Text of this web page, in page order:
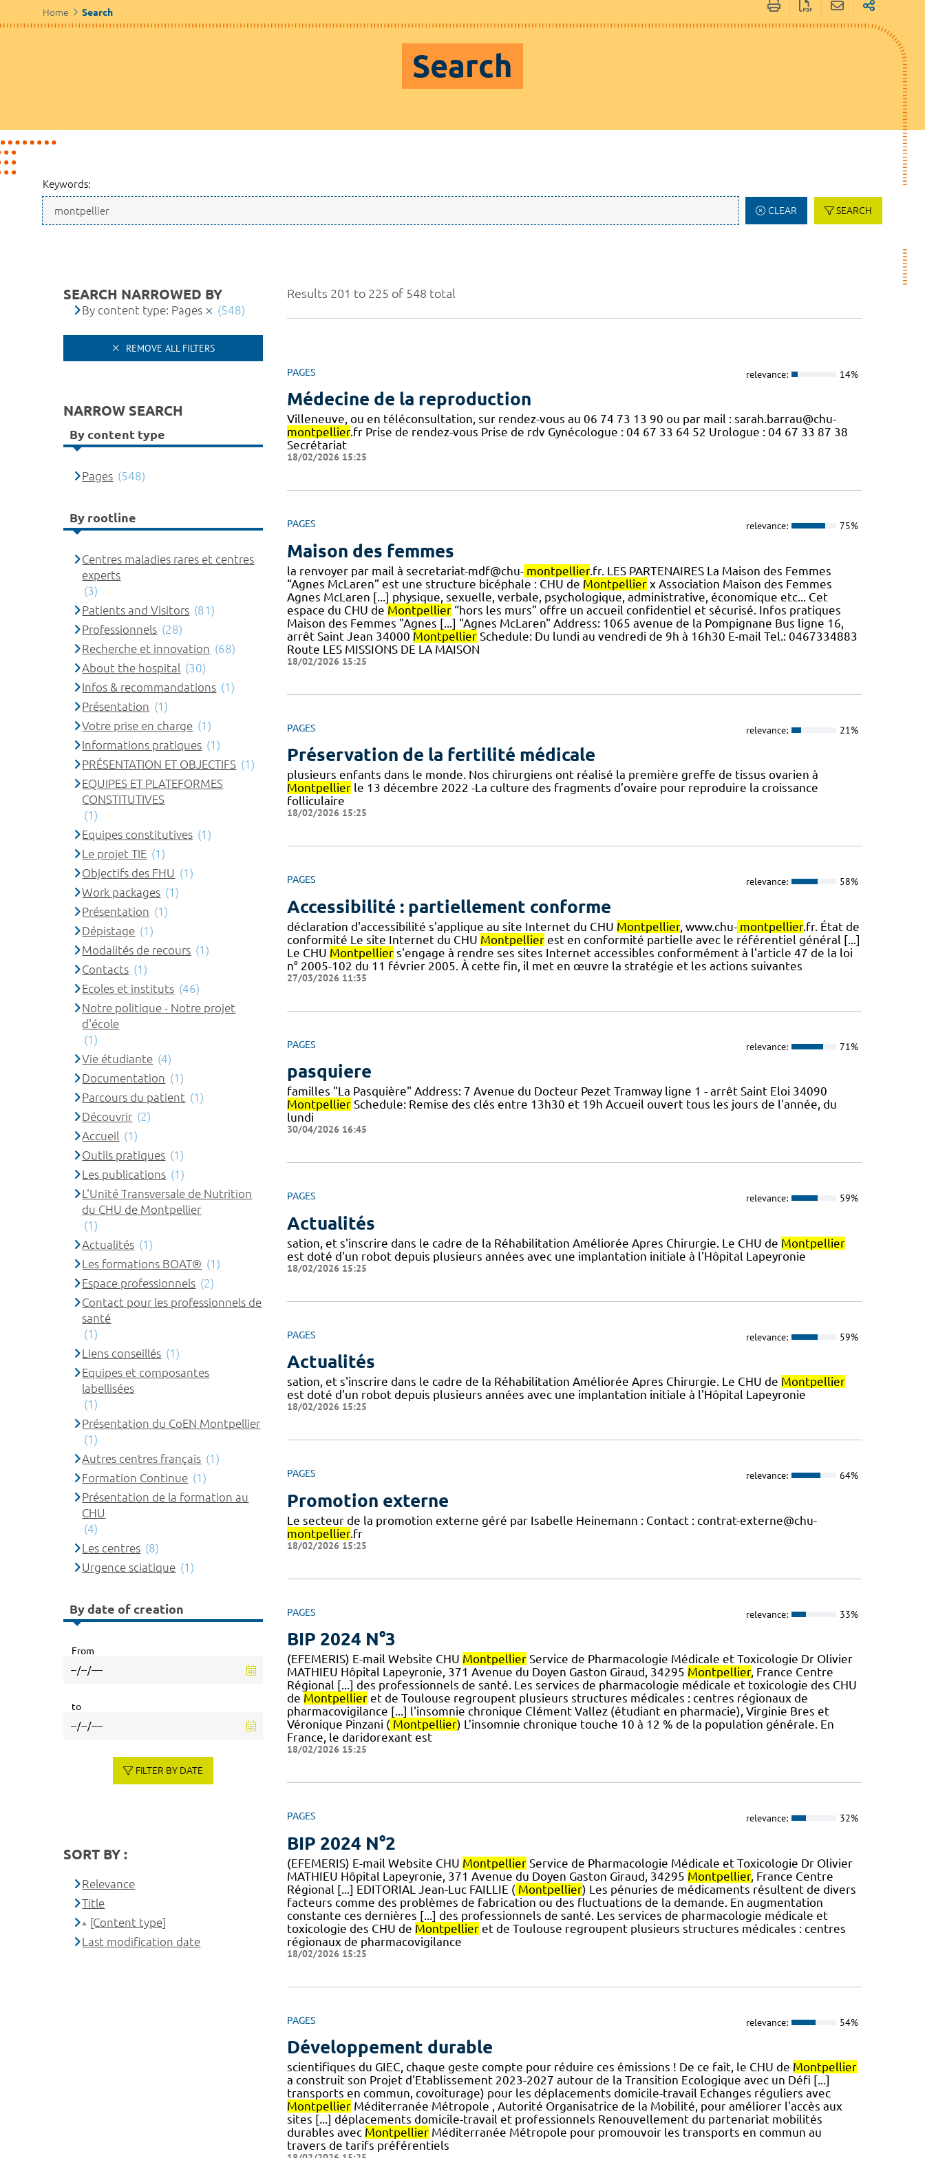
Home Search
Search
Keywords:
CLEAR SEARCH
Results 201 to 225 of 548 total
PAGES relevance: 14%
Médecine de la reproduction
Villeneuve, ou en téléconsultation, sur rendez-vous au 06 74 73 13 90 ou par mail : sarah.barrau@chu-
montpellier.fr Prise de rendez-vous Prise de rdv Gynécologue : 04 67 33 64 52 Urologue : 04 67 33 87 38
Secrétariat
18/02/2026 15:25
PAGES relevance: 75%
Maison des femmes
la renvoyer par mail à secretariat-mdf@chu- montpellier.fr. LES PARTENAIRES La Maison des Femmes
“Agnes McLaren” est une structure bicéphale : CHU de Montpellierx Association Maison des Femmes
Agnes McLaren [...] physique, sexuelle, verbale, psychologique, administrative, économique etc... Cet
espace du CHU de Montpellier“hors les murs” offre un accueil confidentiel et sécurisé. Infos pratiques
Maison des Femmes "Agnes [...] "Agnes McLaren" Address: 1065 avenue de la Pompignane Bus ligne 16,
arrêt Saint Jean 34000 MontpellierSchedule: Du lundi au vendredi de 9h à 16h30 E-mail Tel.: 0467334883
Route LES MISSIONS DE LA MAISON
18/02/2026 15:25
PAGES relevance: 21%
Préservation de la fertilité médicale
plusieurs enfants dans le monde. Nos chirurgiens ont réalisé la première greffe de tissus ovarien à
Montpellierle 13 décembre 2022 -La culture des fragments d’ovaire pour reproduire la croissance
folliculaire
18/02/2026 15:25
PAGES relevance: 58%
Accessibilité : partiellement conforme
déclaration d'accessibilité s'applique au site Internet du CHU Montpellier, www.chu- montpellier.fr. État de
conformité Le site Internet du CHU Montpellierest en conformité partielle avec le référentiel général [...]
Le CHU Montpelliers'engage à rendre ses sites Internet accessibles conformément à l'article 47 de la loi
n° 2005-102 du 11 février 2005. À cette fin, il met en œuvre la stratégie et les actions suivantes
27/03/2026 11:35
PAGES relevance: 71%
pasquiere
familles "La Pasquière" Address: 7 Avenue du Docteur Pezet Tramway ligne 1 - arrêt Saint Eloi 34090
MontpellierSchedule: Remise des clés entre 13h30 et 19h Accueil ouvert tous les jours de l'année, du
lundi
30/04/2026 16:45
PAGES relevance: 59%
Actualités
sation, et s'inscrire dans le cadre de la Réhabilitation Améliorée Apres Chirurgie. Le CHU de Montpellier
est doté d'un robot depuis plusieurs années avec une implantation initiale à l'Hôpital Lapeyronie
18/02/2026 15:25
PAGES relevance: 59%
Actualités
sation, et s'inscrire dans le cadre de la Réhabilitation Améliorée Apres Chirurgie. Le CHU de Montpellier
est doté d'un robot depuis plusieurs années avec une implantation initiale à l'Hôpital Lapeyronie
18/02/2026 15:25
PAGES relevance: 64%
Promotion externe
Le secteur de la promotion externe géré par Isabelle Heinemann : Contact : contrat-externe@chu-
montpellier.fr
18/02/2026 15:25
PAGES relevance: 33%
BIP 2024 N°3
(EFEMERIS) E-mail Website CHU MontpellierService de Pharmacologie Médicale et Toxicologie Dr Olivier
MATHIEU Hôpital Lapeyronie, 371 Avenue du Doyen Gaston Giraud, 34295 Montpellier, France Centre
Régional [...] des professionnels de santé. Les services de pharmacologie médicale et toxicologie des CHU
de Montpellieret de Toulouse regroupent plusieurs structures médicales : centres régionaux de
pharmacovigilance [...] l'insomnie chronique Clément Vallez (étudiant en pharmacie), Virginie Bres et
Véronique Pinzani ( Montpellier) L’insomnie chronique touche 10 à 12 % de la population générale. En
France, le daridorexant est
18/02/2026 15:25
PAGES relevance: 32%
BIP 2024 N°2
(EFEMERIS) E-mail Website CHU MontpellierService de Pharmacologie Médicale et Toxicologie Dr Olivier
MATHIEU Hôpital Lapeyronie, 371 Avenue du Doyen Gaston Giraud, 34295 Montpellier, France Centre
Régional [...] EDITORIAL Jean-Luc FAILLIE ( Montpellier) Les pénuries de médicaments résultent de divers
facteurs comme des problèmes de fabrication ou des fluctuations de la demande. En augmentation
constante ces dernières [...] des professionnels de santé. Les services de pharmacologie médicale et
toxicologie des CHU de Montpellieret de Toulouse regroupent plusieurs structures médicales : centres
régionaux de pharmacovigilance
18/02/2026 15:25
PAGES relevance: 54%
Développement durable
scientifiques du GIEC, chaque geste compte pour réduire ces émissions ! De ce fait, le CHU de Montpellier
a construit son Projet d'Etablissement 2023-2027 autour de la Transition Ecologique avec un Défi [...]
transports en commun, covoiturage) pour les déplacements domicile-travail Echanges réguliers avec
MontpellierMéditerranée Métropole , Autorité Organisatrice de la Mobilité, pour améliorer l'accès aux
sites [...] déplacements domicile-travail et professionnels Renouvellement du partenariat mobilités
durables avec MontpellierMéditerranée Métropole pour promouvoir les transports en commun au
travers de tarifs préférentiels
SEARCH NARROWED BY
By content type: Pages (548)
REMOVE ALL FILTERS
NARROW SEARCH
By content type
Pages (548)
By rootline
Centres maladies rares et centres
experts
(3)
Patients and Visitors (81)
Professionnels (28)
Recherche et innovation (68)
About the hospital (30)
Infos & recommandations (1)
Présentation (1)
Votre prise en charge (1)
Informations pratiques (1)
PRÉSENTATION ET OBJECTIFS (1)
EQUIPES ET PLATEFORMES
CONSTITUTIVES
(1)
Equipes constitutives (1)
Le projet TIE (1)
Objectifs des FHU (1)
Work packages (1)
Présentation (1)
Dépistage (1)
Modalités de recours (1)
Contacts (1)
Ecoles et instituts (46)
Notre politique - Notre projet
d'école
(1)
Vie étudiante (4)
Documentation (1)
Parcours du patient (1)
Découvrir (2)
Accueil (1)
Outils pratiques (1)
Les publications (1)
L'Unité Transversale de Nutrition
du CHU de Montpellier
(1)
Actualités (1)
Les formations BOAT® (1)
Espace professionnels (2)
Contact pour les professionnels de
santé
(1)
Liens conseillés (1)
Equipes et composantes
labellisées
(1)
Présentation du CoEN Montpellier
(1)
Autres centres français (1)
Formation Continue (1)
Présentation de la formation au
CHU
(4)
Les centres (8)
Urgence sciatique (1)
By date of creation
From
to
FILTER BY DATE
SORT BY :
Relevance
Title
[Content type]
Last modification date